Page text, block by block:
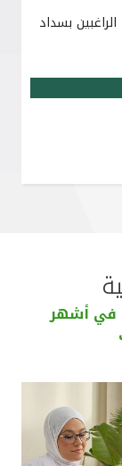
بسداد
في أشهر